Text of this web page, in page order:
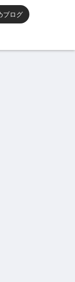
ブログ